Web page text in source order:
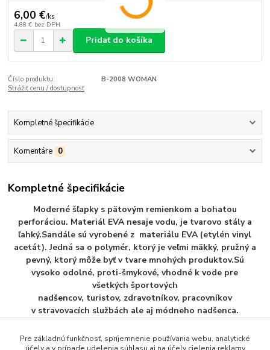
6,00 €/ks
4,88 € bez DPH
Pridať do košíka
Číslo produktu:
B-2008 WOMAN
Strážiť cenu / dostupnosť
Kompletné špecifikácie
Komentáre 0
Kompletné špecifikácie
Moderné šľapky s pätovým remienkom a bohatou
perforáciou. Materiál EVA nesaje vodu, je tvarovo stály a
ľahký.Sandále sú vyrobené z materiálu EVA (etylén vinyl
acetát). Jedná sa o polymér, ktorý je veľmi mäkký, pružný a
pevný, ktorý môže byť v tvare mnohých produktov.Sú
vysoko odolné, proti-šmykové, vhodné k vode pre
všetkých športových
nadšencov, turistov, zdravotníkov, pracovníkov
v stravovacích službách ale aj módneho nadšenca.
Pre základnú funkčnosť, spríjemnenie používania webu, analytické